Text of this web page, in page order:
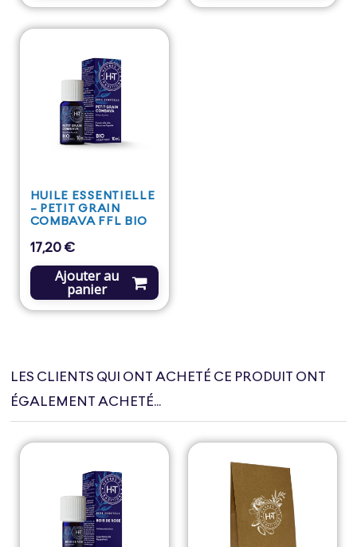
HUILE ESSENTIELLE
- PETIT GRAIN
COMBAVA FFL BIO
Prix
17,20 €
Ajouter au
panier
LES CLIENTS QUI ONT ACHETÉ CE PRODUIT ONT
ÉGALEMENT ACHETÉ...